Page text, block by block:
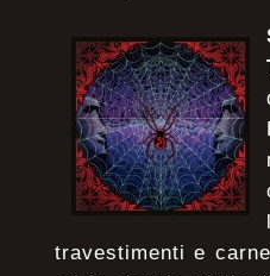
travestimenti e